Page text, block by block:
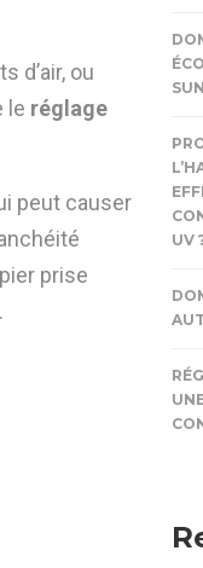
d’air, ou
le réglage
peut causer
prise
UV